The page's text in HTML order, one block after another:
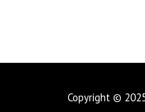
Copyright ©